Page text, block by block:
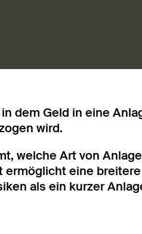
dem Geld in eine
wird.
welche Art von
eine
als ein kurzer